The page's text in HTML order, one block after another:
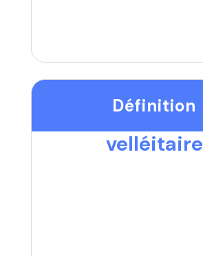
Définition
velléitaire